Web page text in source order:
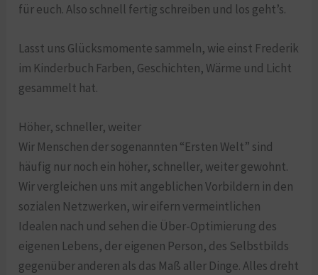
für euch. Also schnell fertig schreiben und los geht’s.
Lasst uns Glücksmomente sammeln, wie einst Frederik
im Kinderbuch Farben, Geschichten, Wärme und Licht
gesammelt hat.
Höher, schneller, weiter
Wir Menschen der sogenannten “Ersten Welt” sind
häufig nur noch ein höher, schneller, weiter gewohnt.
Wir vergleichen uns mit angeblichen Vorbildern in den
sozialen Netzwerken, wir eifern vermeintlichen
Idealen nach und sehen die Über-Optimierung des
eigenen Lebens, der eigenen Person, des Selbstbilds
gegenüber anderen als das Maß aller Dinge. Alles dreht